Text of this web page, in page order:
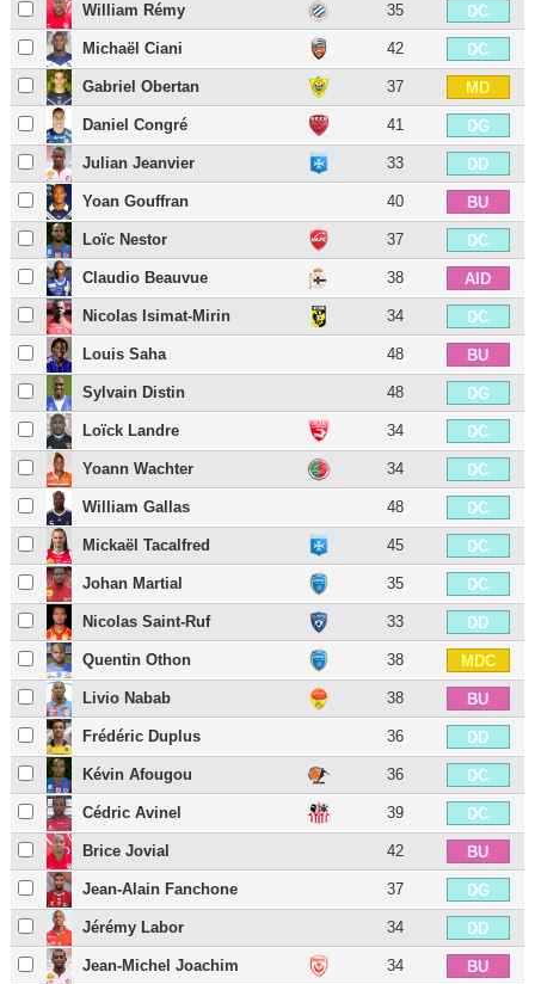
William Rémy 35 DC
Michaël Ciani 42 DC
Gabriel Obertan 37 MD
Daniel Congré 41 DG
Julian Jeanvier 33 DD
Yoan Gouffran 40 BU
Loïc Nestor 37 DC
Claudio Beauvue 38 AID
Nicolas Isimat-Mirin 34 DC
Louis Saha 48 BU
Sylvain Distin 48 DG
Loïck Landre 34 DC
Yoann Wachter 34 DC
William Gallas 48 DC
Mickaël Tacalfred 45 DC
Johan Martial 35 DC
Nicolas Saint-Ruf 33 DD
Quentin Othon 38 MDC
Livio Nabab 38 BU
Frédéric Duplus 36 DD
Kévin Afougou 36 DC
Cédric Avinel 39 DC
Brice Jovial 42 BU
Jean-Alain Fanchone 37 DG
Jérémy Labor 34 DD
Jean-Michel Joachim 34 BU